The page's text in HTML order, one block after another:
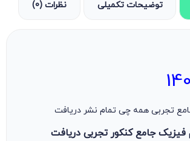
توضیحات تکمیلی نظرات (0)
تجربی همه چی تمام نشر دریافت
جامع کنکور تجربی دریافت